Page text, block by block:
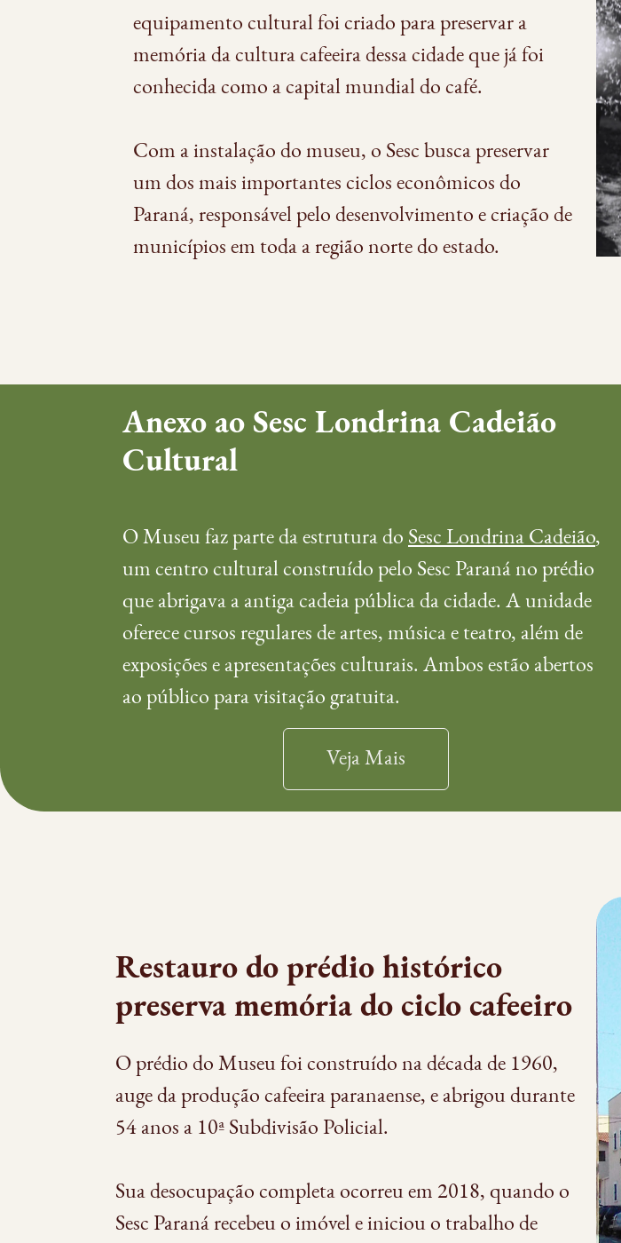
equipamento cultural foi criado para preservar a
memória da cultura cafeeira dessa cidade que já foi
conhecida como a capital mundial do café.
Com a instalação do museu, o Sesc busca preservar
um dos mais importantes ciclos econômicos do
Paraná, responsável pelo desenvolvimento e criação de
municípios em toda a região norte do estado.
Anexo ao Sesc Londrina Cadeião
Cultural
O Museu faz parte da estrutura do Sesc Londrina Cadeião,
um centro cultural construído pelo Sesc Paraná no prédio
que abrigava a antiga cadeia pública da cidade. A unidade
oferece cursos regulares de artes, música e teatro, além de
exposições e apresentações culturais. Ambos estão abertos
ao público para visitação gratuita.
Veja Mais
Restauro do prédio histórico
preserva memória do ciclo cafeeiro
O prédio do Museu foi construído na década de 1960,
auge da produção cafeeira paranaense, e abrigou durante
54 anos a 10ª Subdivisão Policial.
Sua desocupação completa ocorreu em 2018, quando o
Sesc Paraná recebeu o imóvel e iniciou o trabalho de